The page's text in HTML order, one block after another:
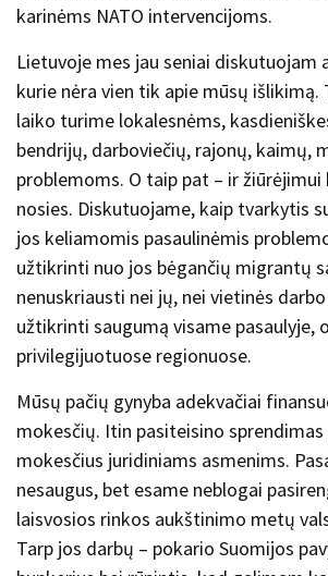
karinėms NATO intervencijoms.
Lietuvoje mes jau seniai diskutuojam
kurie nėra vien tik apie mūsų išlikimą.
laiko turime lokalesnėms,
bendrijų, darboviečių, rajonų, kaimų,
problemoms. O taip pat – ir
nosies. Diskutuojame, kaip tvarkytis
jos keliamomis pasaulinėmis
užtikrinti nuo jos bėgančių migrantų
nenuskriausti nei jų, nei vietinės
užtikrinti saugumą visame pasaulyje,
privilegijuotuose regionuose.
Mūsų pačių gynyba adekvačiai
mokesčių. Itin pasiteisino
mokesčius juridiniams asmenims.
nesaugus, bet esame neblogai
laisvosios rinkos aukštinimo metų
Tarp jos darbų – pokario Suomijos